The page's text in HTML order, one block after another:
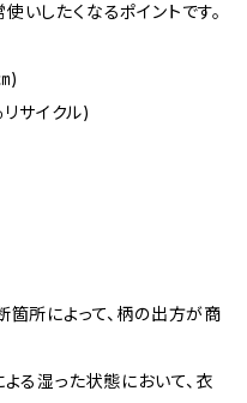
いしたくなるポイントです。
)
サイクル)
箇所によって、柄の出方が商
る湿った状態において、衣